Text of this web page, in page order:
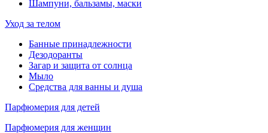
Шампуни, бальзамы, маски
Уход за телом
Банные принадлежности
Дезодоранты
Загар и защита от солнца
Мыло
Средства для ванны и душа
Парфюмерия для детей
Парфюмерия для женщин